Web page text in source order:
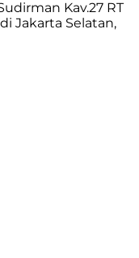
Kav.27 RT
Jakarta Selatan,